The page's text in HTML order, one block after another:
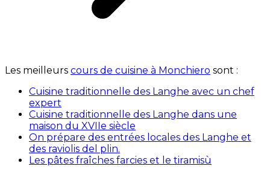
Les meilleurs cours de cuisine à Monchiero sont :
Cuisine traditionnelle des Langhe avec un chef
expert
Cuisine traditionnelle des Langhe dans une
maison du XVIIe siècle
On prépare des entrées locales des Langhe et
des raviolis del plin.
Les pâtes fraîches farcies et le tiramisù